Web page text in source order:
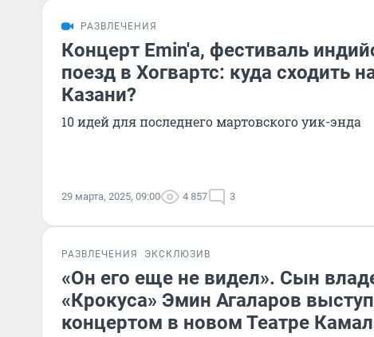
РАЗВЛЕЧЕНИЯ
Концерт Emin'а, фестиваль
поезд в Хогвартс: куда сходить
Казани?
10 идей для последнего мартовского уик-энда
29 марта, 2025, 09:00 4 857 3
РАЗВЛЕЧЕНИЯ ЭКСКЛЮЗИВ
«Он его еще не видел». Сын
«Крокуса» Эмин Агаларов
концертом в новом Театре